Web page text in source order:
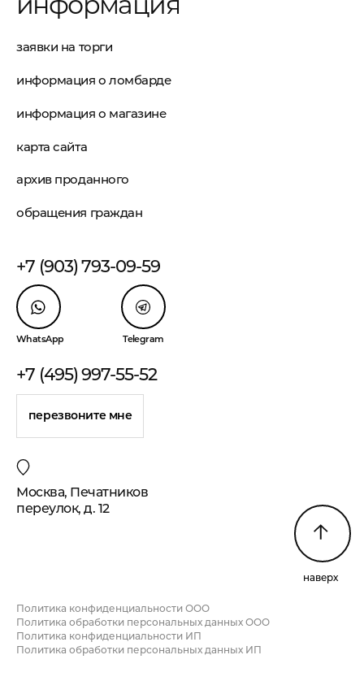
заявки на торги
информация о ломбарде
информация о магазине
карта сайта
архив проданного
обращения граждан
+7 (903) 793-09-59
WhatsApp Telegram
+7 (495) 997-55-52
перезвоните мне
Москва, Печатников
переулок, д. 12
наверх
Политика конфиденциальности ООО
Политика обработки персональных данных ООО
Политика конфиденциальности ИП
Политика обработки персональных данных ИП